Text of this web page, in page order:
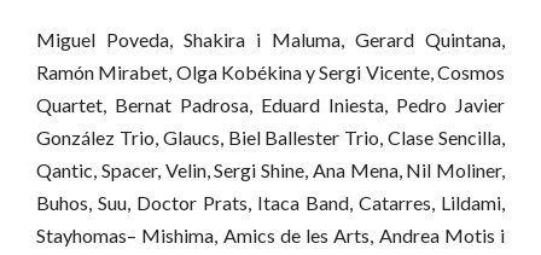
Miguel Poveda, Shakira i Maluma, Gerard Quintana,
Ramón Mirabet, Olga Kobékina y Sergi Vicente,Cosmos
Quartet, Bernat Padrosa, Eduard Iniesta, Pedro Javier
González Trio, Glaucs, Biel Ballester Trio,Clase Sencilla,
Qantic, Spacer, Velin,Sergi Shine, Ana Mena, Nil Moliner,
Buhos, Suu, Doctor Prats, Itaca Band, Catarres, Lildami,
Stayhomas– Mishima, Amics de les Arts, Andrea Motis i